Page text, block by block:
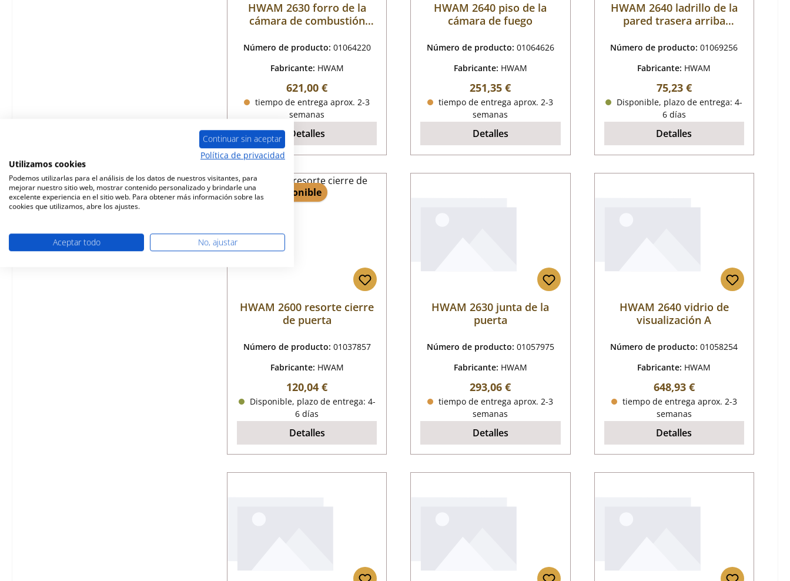
HWAM 2630 forro de la
cámara de combustión
Número de producto: 01064220
Fabricante: HWAM
Precio normal:
621,00 €
tiempo de entrega aprox. 2-3
semanas
Detalles
HWAM 2640 piso de la
cámara de fuego
Número de producto: 01064626
Fabricante: HWAM
Precio normal:
251,35 €
tiempo de entrega aprox. 2-3
semanas
Detalles
HWAM 2640 ladrillo de la
pared trasera arriba
Número de producto:01069256
Fabricante: HWAM
Precio normal:
75,23 €
Disponible, plazo de entrega: 4-
6 días
Detalles
Sólo 2 disponible
HWAM 2600 resorte cierre
de puerta
Número de producto: 01037857
Fabricante: HWAM
Precio normal:
120,04 €
Disponible, plazo de entrega: 4-
6 días
Detalles
HWAM 2630 junta de la
puerta
Número de producto: 01057975
Fabricante: HWAM
Precio normal:
293,06 €
tiempo de entrega aprox. 2-3
semanas
Detalles
HWAM 2640 vidrio de
visualización A
Número de producto:01058254
Fabricante: HWAM
Precio normal:
648,93 €
tiempo de entrega aprox. 2-3
semanas
Detalles
Continuar sin aceptar
Política de privacidad
Utilizamos cookies
Podemos utilizarlas para el análisis de los datos de nuestros visitantes, para
mejorar nuestro sitio web, mostrar contenido personalizado y brindarle una
excelente experiencia en el sitio web. Para obtener más información sobre las
cookies que utilizamos, abre los ajustes.
Aceptar todo No, ajustar